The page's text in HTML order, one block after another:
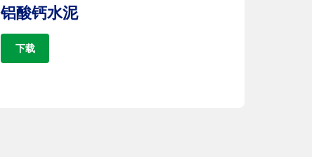
铝酸钙水泥
下载